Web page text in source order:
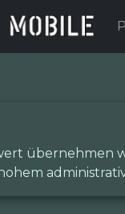
übernehmen